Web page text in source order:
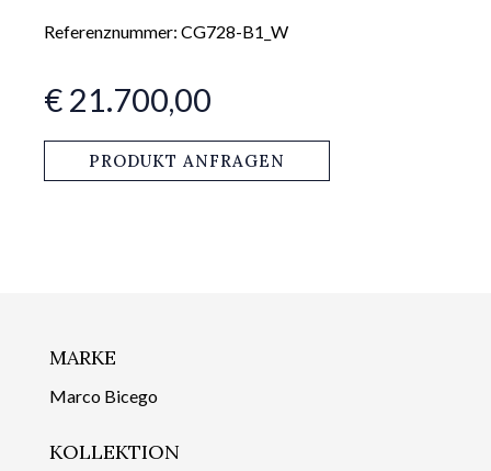
Referenznummer: CG728-B1_W
€ 21.700,00
PRODUKT ANFRAGEN
MARKE
Marco Bicego
KOLLEKTION